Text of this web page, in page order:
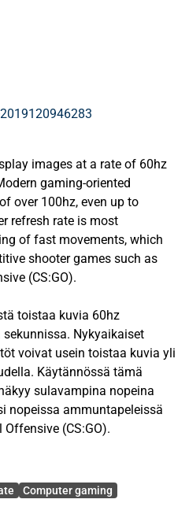
images at a rate of 60hz
gaming-oriented
over 100hz, even up to
refresh rate is most
of fast movements, which
shooter games such as
(CS:GO).
in a monitor will increase its
size or better image
out if the possible benefits
for the game experience of
becoming more affordable.
employs observing and
data collection and thematic
data. In the practical
60hz and 144hz in a
had different
toistaa kuvia 60hz
Nykyaikaiset
voivat usein toistaa kuvia yli
Käytännössä tämä
sulavampina nopeina
nopeissa ammuntapeleissä
(CS:GO).
kuten suurempi
Tämä tutkimus
Computer gaming